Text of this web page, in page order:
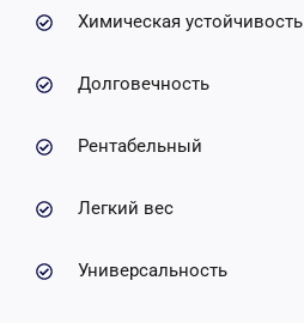
Химическая устойчивость
Долговечность
Рентабельный
Легкий вес
Универсальность